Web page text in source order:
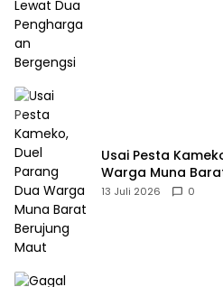
Usai Pesta
Warga Muna
13 Juli 2026 0